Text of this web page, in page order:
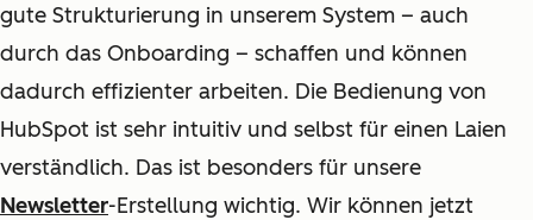
gute Strukturierung in unserem System – auch
durch das Onboarding – schaffen und können
dadurch effizienter arbeiten. Die Bedienung von
HubSpot ist sehr intuitiv und selbst für einen Laien
verständlich. Das ist besonders für unsere
Newsletter-Erstellung wichtig. Wir können jetzt